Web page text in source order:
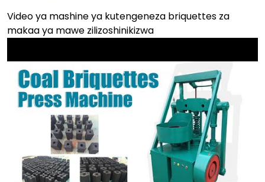
Video ya mashine ya kutengeneza briquettes za
makaa ya mawe zilizoshinikizwa